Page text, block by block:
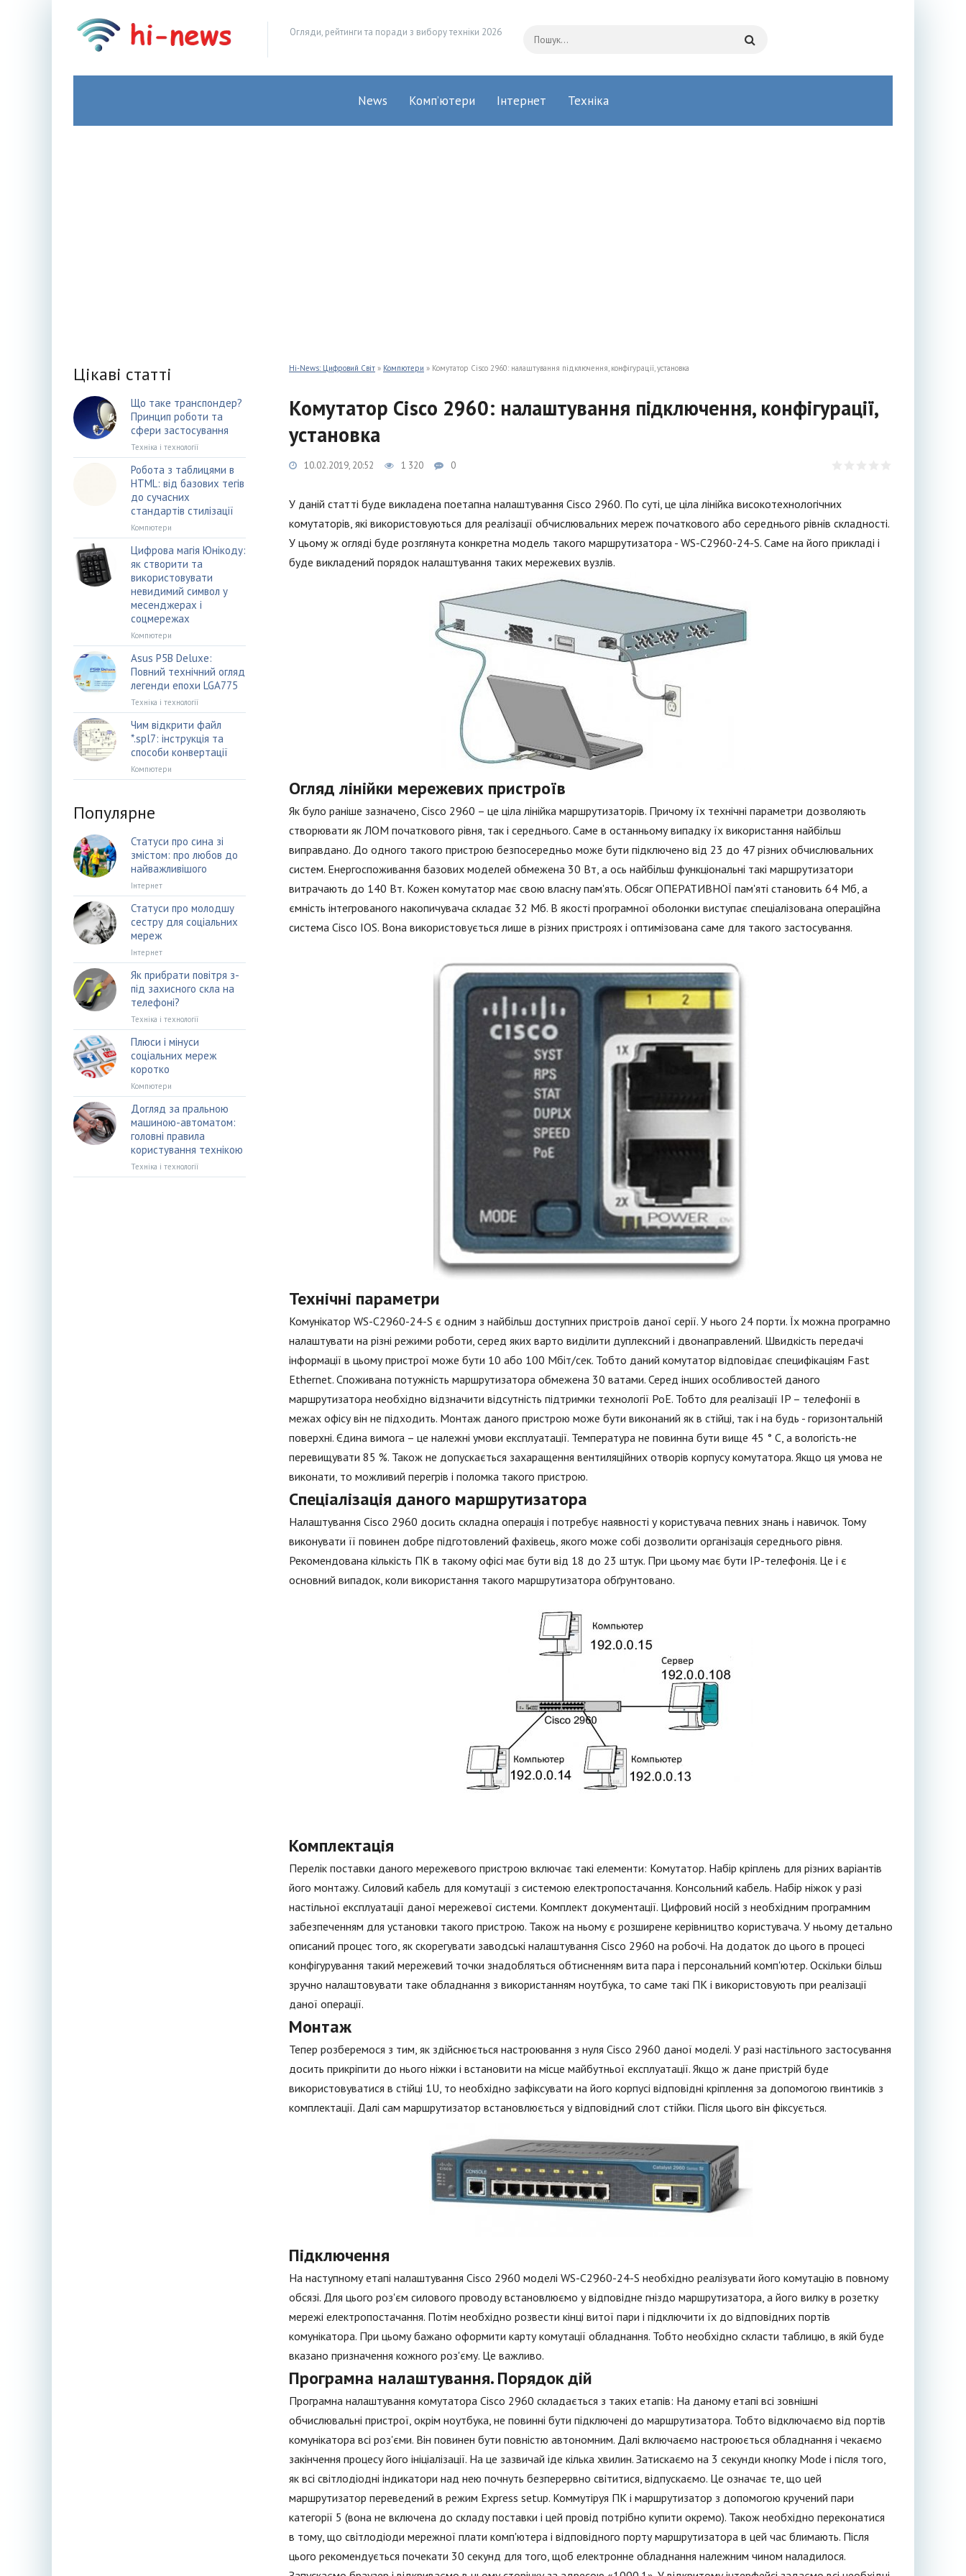
Огляди, рейтинги та поради з вибору техніки 2026
News Комп’ютери Інтернет Техніка
Hi-News: Цифровий Світ » Компютери » Комутатор Cisco 2960: налаштування підключення, конфігурації, установка
Комутатор Cisco 2960: налаштування підключення, конфігурації,
установка
10.02.2019, 20:52 1 320 0
У даній статті буде викладена поетапна налаштування Cisco 2960. По суті, це ціла лінійка високотехнологічних
комутаторів, які використовуються для реалізації обчислювальних мереж початкового або середнього рівнів складності.
У цьому ж огляді буде розглянута конкретна модель такого маршрутизатора - WS-C2960-24-S. Саме на його прикладі і
буде викладений порядок налаштування таких мережевих вузлів.
Огляд лінійки мережевих пристроїв
Як було раніше зазначено, Cisco 2960 – це ціла лінійка маршрутизаторів. Причому їх технічні параметри дозволяють
створювати як ЛОМ початкового рівня, так і середнього. Саме в останньому випадку їх використання найбільш
виправдано. До одного такого пристрою безпосередньо може бути підключено від 23 до 47 різних обчислювальних
систем. Енергоспоживання базових моделей обмежена 30 Вт, а ось найбільш функціональні такі маршрутизатори
витрачають до 140 Вт. Кожен комутатор має свою власну пам'ять. Обсяг ОПЕРАТИВНОЇ пам'яті становить 64 Мб, а
ємність інтегрованого накопичувача складає 32 Мб. В якості програмної оболонки виступає спеціалізована операційна
система Cisco IOS. Вона використовується лише в різних пристроях і оптимізована саме для такого застосування.
Технічні параметри
Комунікатор WS-C2960-24-S є одним з найбільш доступних пристроїв даної серії. У нього 24 порти. Їх можна програмно
налаштувати на різні режими роботи, серед яких варто виділити дуплексний і двонаправлений. Швидкість передачі
інформації в цьому пристрої може бути 10 або 100 Мбіт/сек. Тобто даний комутатор відповідає специфікаціям Fast
Ethernet. Споживана потужність маршрутизатора обмежена 30 ватами. Серед інших особливостей даного
маршрутизатора необхідно відзначити відсутність підтримки технології РоЕ. Тобто для реалізації IP – телефонії в
межах офісу він не підходить. Монтаж даного пристрою може бути виконаний як в стійці, так і на будь - горизонтальній
поверхні. Єдина вимога – це належні умови експлуатації. Температура не повинна бути вище 45 ° С, а вологість-не
перевищувати 85 %. Також не допускається захаращення вентиляційних отворів корпусу комутатора. Якщо ця умова не
виконати, то можливий перегрів і поломка такого пристрою.
Спеціалізація даного маршрутизатора
Налаштування Cisco 2960 досить складна операція і потребує наявності у користувача певних знань і навичок. Тому
виконувати її повинен добре підготовлений фахівець, якого може собі дозволити організація середнього рівня.
Рекомендована кількість ПК в такому офісі має бути від 18 до 23 штук. При цьому має бути IP-телефонія. Це і є
основний випадок, коли використання такого маршрутизатора обґрунтовано.
Комплектація
Перелік поставки даного мережевого пристрою включає такі елементи: Комутатор. Набір кріплень для різних варіантів
його монтажу. Силовий кабель для комутації з системою електропостачання. Консольний кабель. Набір ніжок у разі
настільної експлуатації даної мережевої системи. Комплект документації. Цифровий носій з необхідним програмним
забезпеченням для установки такого пристрою. Також на ньому є розширене керівництво користувача. У ньому детально
описаний процес того, як скорегувати заводські налаштування Cisco 2960 на робочі. На додаток до цього в процесі
конфігурування такий мережевий точки знадобляться обтисненням вита пара і персональний комп'ютер. Оскільки більш
зручно налаштовувати таке обладнання з використанням ноутбука, то саме такі ПК і використовують при реалізації
даної операції.
Монтаж
Тепер розберемося з тим, як здійснюється настроювання з нуля Cisco 2960 даної моделі. У разі настільного застосування
досить прикріпити до нього ніжки і встановити на місце майбутньої експлуатації. Якщо ж дане пристрій буде
використовуватися в стійці 1U, то необхідно зафіксувати на його корпусі відповідні кріплення за допомогою гвинтиків з
комплектації. Далі сам маршрутизатор встановлюється у відповідний слот стійки. Після цього він фіксується.
Підключення
На наступному етапі налаштування Cisco 2960 моделі WS-C2960-24-S необхідно реалізувати його комутацію в повному
обсязі. Для цього роз'єм силового проводу встановлюємо у відповідне гніздо маршрутизатора, а його вилку в розетку
мережі електропостачання. Потім необхідно розвести кінці витої пари і підключити їх до відповідних портів
комунікатора. При цьому бажано оформити карту комутації обладнання. Тобто необхідно скласти таблицю, в якій буде
вказано призначення кожного роз'єму. Це важливо.
Програмна налаштування. Порядок дій
Програмна налаштування комутатора Cisco 2960 складається з таких етапів: На даному етапі всі зовнішні
обчислювальні пристрої, окрім ноутбука, не повинні бути підключені до маршрутизатора. Тобто відключаємо від портів
комунікатора всі роз'єми. Він повинен бути повністю автономним. Далі включаємо настроюється обладнання і чекаємо
закінчення процесу його ініціалізації. На це зазвичай іде кілька хвилин. Затискаємо на 3 секунди кнопку Mode і після того,
як всі світлодіодні індикатори над нею почнуть безперервно світитися, відпускаємо. Це означає те, що цей
маршрутизатор переведений в режим Express setup. Коммутіруя ПК і маршрутизатор з допомогою кручений пари
категорії 5 (вона не включена до складу поставки і цей провід потрібно купити окремо). Також необхідно переконатися
в тому, що світлодіоди мережної плати комп'ютера і відповідного порту маршрутизатора в цей час блимають. Після
цього рекомендується почекати 30 секунд для того, щоб електронне обладнання належним чином наладилося.
Цікаві статті
Що таке транспондер?
Принцип роботи та
сфери застосування
Техніка і технології
Робота з таблицями в
HTML: від базових тегів
до сучасних
стандартів стилізації
Компютери
Цифрова магія Юнікоду:
як створити та
використовувати
невидимий символ у
месенджерах і
соцмережах
Компютери
Asus P5B Deluxe:
Повний технічний огляд
легенди епохи LGA775
Техніка і технології
Чим відкрити файл
*.spl7: інструкція та
способи конвертації
Компютери
Популярне
Статуси про сина зі
змістом: про любов до
найважливішого
Інтернет
Статуси про молодшу
сестру для соціальних
мереж
Інтернет
Як прибрати повітря з-
під захисного скла на
телефоні?
Техніка і технології
Плюси і мінуси
соціальних мереж
коротко
Компютери
Догляд за пральною
машиною-автоматом:
головні правила
користування технікою
Техніка і технології